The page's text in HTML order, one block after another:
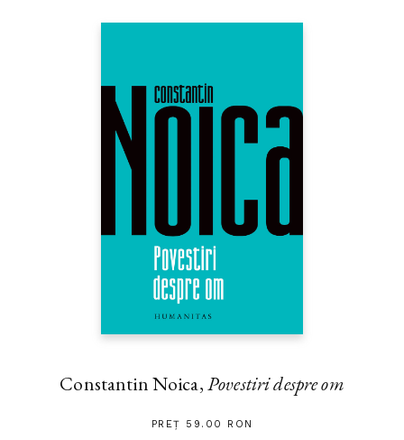
Constantin Noica,Povestiri despre om
PREȚ 59.00 RON